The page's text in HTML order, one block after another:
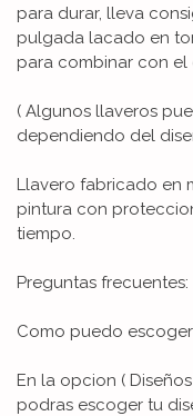
para durar, lleva
pulgada lacado en
para combinar con el
( Algunos llaveros
dependiendo del
Llavero fabricado en
pintura con
tiempo.
Preguntas frecuentes:
Como puedo
En la opcion (
podras escoger tu